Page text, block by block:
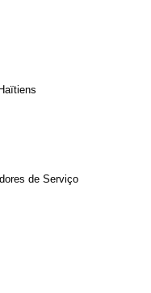
de Serviço